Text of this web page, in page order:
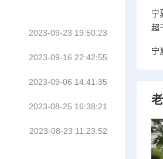
2023-09-23 19:50:23
2023-09-16 22:42:55
2023-09-06 14:41:35
2023-08-25 16:38:21
2023-08-23 11:23:52
宁
超
宁